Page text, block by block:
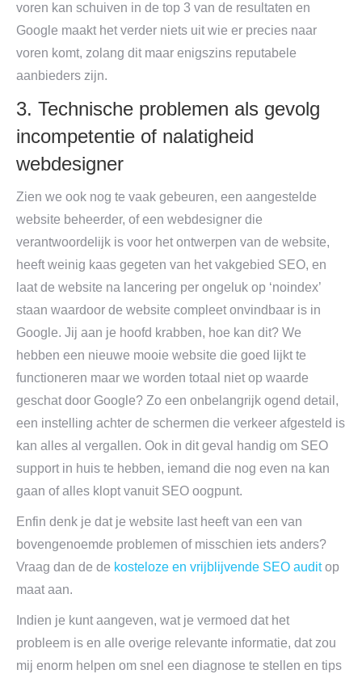
voren kan schuiven in de top 3 van de resultaten en
Google maakt het verder niets uit wie er precies naar
voren komt, zolang dit maar enigszins reputabele
aanbieders zijn.
3. Technische problemen als gevolg
incompetentie of nalatigheid
webdesigner
Zien we ook nog te vaak gebeuren, een aangestelde
website beheerder, of een webdesigner die
verantwoordelijk is voor het ontwerpen van de website,
heeft weinig kaas gegeten van het vakgebied SEO, en
laat de website na lancering per ongeluk op ‘noindex’
staan waardoor de website compleet onvindbaar is in
Google. Jij aan je hoofd krabben, hoe kan dit? We
hebben een nieuwe mooie website die goed lijkt te
functioneren maar we worden totaal niet op waarde
geschat door Google? Zo een onbelangrijk ogend detail,
een instelling achter de schermen die verkeer afgesteld is
kan alles al vergallen. Ook in dit geval handig om SEO
support in huis te hebben, iemand die nog even na kan
gaan of alles klopt vanuit SEO oogpunt.
Enfin denk je dat je website last heeft van een van
bovengenoemde problemen of misschien iets anders?
Vraag dan de de kosteloze en vrijblijvende SEO auditop
maat aan.
Indien je kunt aangeven, wat je vermoed dat het
probleem is en alle overige relevante informatie, dat zou
mij enorm helpen om snel een diagnose te stellen en tips